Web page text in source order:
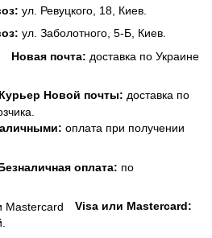
ул. Ревуцкого, 18, Киев.
ул. Заболотного, 5-Б, Киев.
Новая почта: доставка по Украине
Курьер Новой почты: доставка по
оплата при получении
оплата: по
Visa или Mastercard: